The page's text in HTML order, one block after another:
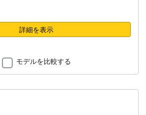
詳細を表示
モデルを比較する